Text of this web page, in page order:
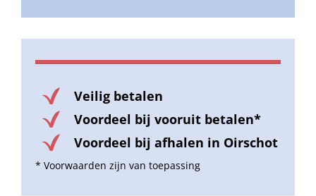
Veilig betalen
Voordeel bij vooruit betalen*
Voordeel bij afhalen in Oirschot
* Voorwaarden zijn van toepassing